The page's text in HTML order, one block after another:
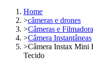
Home
>câmeras e drones
>Câmeras e
>Câmera Instantâneas
>Câmera Instax Mini
Tecido